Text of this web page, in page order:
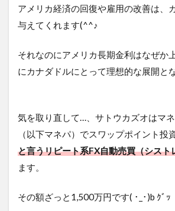
アメリカ経済の回復や雇用の改善は、
与えてくれます(^^♪
それなのにアメリカ長期金利はなぜか
にカナダドルにとって理想的な展開と
気を取り直して…、サトウカズオはマ
（以下マネパ）でスワップポイント投
と言うリピート系FX自動売買（シスト
ます。
その額ざっと1,500万円です( ･_･)b ｸﾞｯ